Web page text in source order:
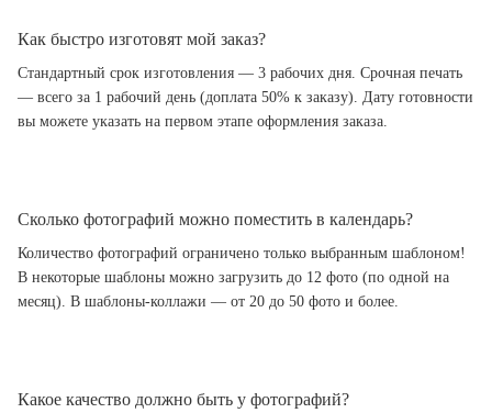
Как быстро изготовят мой заказ?
Стандартный срок изготовления — 3 рабочих дня. Срочная печать
— всего за 1 рабочий день (доплата 50% к заказу). Дату готовности
вы можете указать на первом этапе оформления заказа.
Сколько фотографий можно поместить в календарь?
Количество фотографий ограничено только выбранным шаблоном!
В некоторые шаблоны можно загрузить до 12 фото (по одной на
месяц). В шаблоны-коллажи — от 20 до 50 фото и более.
Какое качество должно быть у фотографий?